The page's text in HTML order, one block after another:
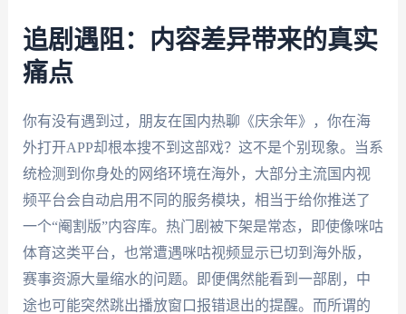
追剧遇阻：内容差异带来的真实
痛点
你有没有遇到过，朋友在国内热聊《庆余年》，你在海
外打开APP却根本搜不到这部戏？这不是个别现象。当系
统检测到你身处的网络环境在海外，大部分主流国内视
频平台会自动启用不同的服务模块，相当于给你推送了
一个“阉割版”内容库。热门剧被下架是常态，即使像咪咕
体育这类平台，也常遭遇咪咕视频显示已切到海外版，
赛事资源大量缩水的问题。即便偶然能看到一部剧，中
途也可能突然跳出播放窗口报错退出的提醒。而所谓的